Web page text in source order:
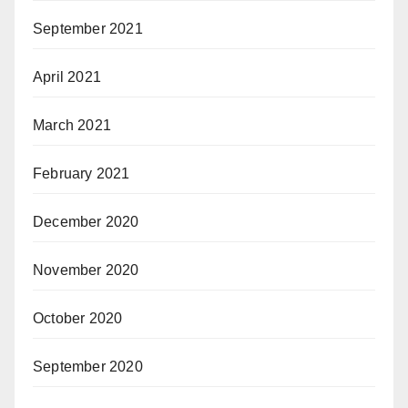
September 2021
April 2021
March 2021
February 2021
December 2020
November 2020
October 2020
September 2020